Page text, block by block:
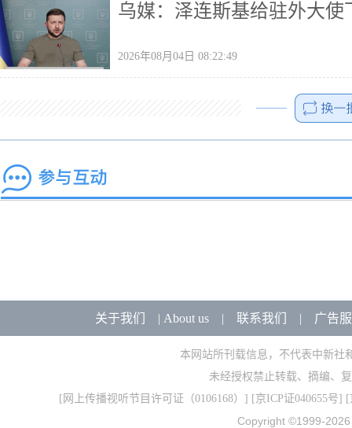
乌媒：泽连斯基给驻外大使
2026年08月04日 08:22:49
关于我们 | About us| 联系我们 | 广告
本网站所刊载信息，不代表中新社
未经授权禁止转载、摘编、
[ 网上传播视听节目许可证（0106168） ] [京ICP证040655号] [
Copyright ©1999-